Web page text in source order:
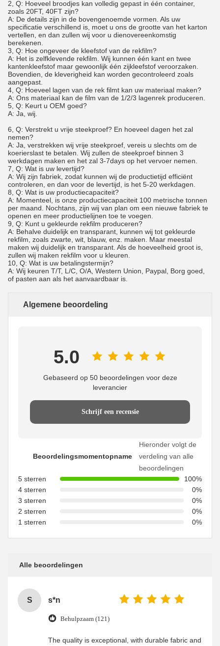
2, Q: Hoeveel broodjes kan volledig gepast in één container,
zoals 20FT, 40FT zijn?
A: De details zijn in de bovengenoemde vormen. Als uw
specificatie verschillend is, moet u ons de grootte van het karton
vertellen, en dan zullen wij voor u dienovereenkomstig
berekenen.
3, Q: Hoe ongeveer de kleefstof van de rekfilm?
A: Het is zelfklevende rekfilm. Wij kunnen één kant en twee
kantenkleefstof maar gewoonlijk één zijkleefstof veroorzaken.
Bovendien, de kleverigheid kan worden gecontroleerd zoals
aangepast.
4, Q: Hoeveel lagen van de rek filmt kan uw materiaal maken?
A: Ons materiaal kan de film van de 1/2/3 lagenrek produceren.
5, Q: Keurt u OEM goed?
A: Ja, wij.
6, Q: Verstrekt u vrije steekproef? En hoeveel dagen het zal
nemen?
A: Ja, verstrekken wij vrije steekproef, vereis u slechts om de
koerierslast te betalen. Wij zullen de steekproef binnen 3
werkdagen maken en het zal 3-7days op het vervoer nemen.
7, Q: Wat is uw levertijd?
A: Wij zijn fabriek, zodat kunnen wij de productietijd efficiënt
controleren, en dan voor de levertijd, is het 5-20 werkdagen.
8, Q: Wat is uw productiecapaciteit?
A: Momenteel, is onze productiecapaciteit 100 metrische tonnen
per maand. Nochtans, zijn wij van plan om een nieuwe fabriek te
openen en meer productielijnen toe te voegen.
9, Q: Kunt u gekleurde rekfilm produceren?
A: Behalve duidelijk en transparant, kunnen wij tot gekleurde
rekfilm, zoals zwarte, wit, blauw, enz. maken. Maar meestal
maken wij duidelijk en transparant. Als de hoeveelheid groot is,
zullen wij maken rekfilm voor u kleuren.
10, Q: Wat is uw betalingstermijn?
A: Wij keuren T/T, L/C, O/A, Western Union, Paypal, Borg goed,
of pasten aan als het aanvaardbaar is.
Algemene beoordeling
5.0
Gebaseerd op 50 beoordelingen voor deze
leverancier
Schrijf een recensie
Beoordelingsmomentopname
Hieronder volgt de
verdeling van alle
beoordelingen
5 sterren
100%
4 sterren
0%
3 sterren
0%
2 sterren
0%
1 sterren
0%
Alle beoordelingen
S s*n
Behulpzaam (121)
The quality is exceptional, with durable fabric and